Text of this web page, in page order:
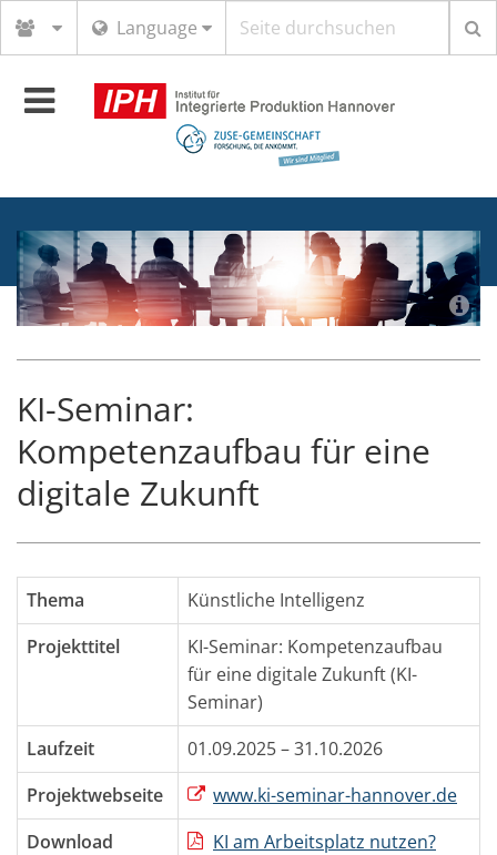
Language
Toggle
navigation
KI-Seminar:
Kompetenzaufbau für eine
digitale Zukunft
Thema
Künstliche Intelligenz
Projekttitel
KI-Seminar: Kompetenzaufbau
für eine digitale Zukunft (KI-
Seminar)
Laufzeit
01.09.2025 – 31.10.2026
Projektwebseite
www.ki-seminar-hannover.de
Download
KI am Arbeitsplatz nutzen?